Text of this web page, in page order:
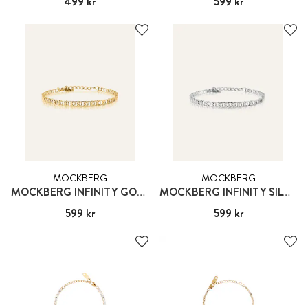
MOCKBERG
MOCKBERG INFINITY GOLD BRACELET
Pris:599 kr
599 kr
MOCKBERG
MOCKBERG INFINITY SILVER BRACELET
Pris:599 kr
599 kr